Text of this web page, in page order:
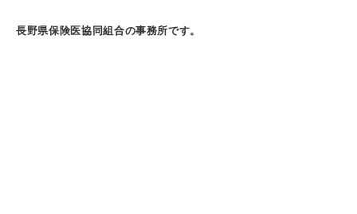
長野県保険医協同組合の事務所です。